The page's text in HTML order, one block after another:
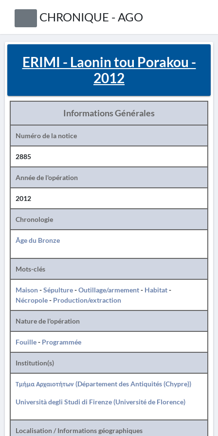
CHRONIQUE - AGO
ERIMI - Laonin tou Porakou -
2012
Informations Générales
Numéro de la notice
2885
Année de l'opération
2012
Chronologie
Âge du Bronze
Mots-clés
Maison-Sépulture-Outillage/armement- Habitat-
Nécropole- Production/extraction
Nature de l'opération
Fouille- Programmée
Institution(s)
Τμήμα Αρχαιοτήτων (Département des Antiquités (Chypre))
Università degli Studi di Firenze (Université de Florence)
Localisation / Informations géographiques